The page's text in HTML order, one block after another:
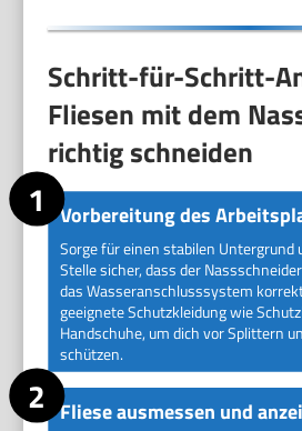
Schritt-für-Schritt-
Fliesen mit dem
richtig schneiden
Vorbereitung des
Sorge für einen stabilen Untergrund
Stelle sicher, dass der
das Wasseranschlusssystem
geeignete Schutzkleidung wie
Handschuhe, um dich vor Splittern
schützen.
Fliese ausmessen und